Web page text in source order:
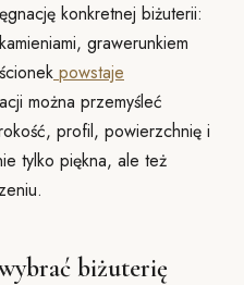
konkretnej biżuterii:
grawerunkiem
powstaje
można przemyśleć
profil, powierzchnię i
tylko piękna, ale też
biżuterię